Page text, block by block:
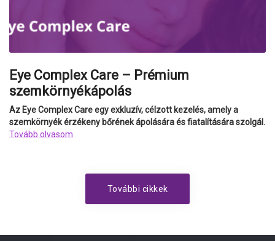
Eye Complex Care – Prémium
szemkörnyékápolás
Az Eye Complex Care egy exkluzív, célzott kezelés, amely a
szemkörnyék érzékeny bőrének ápolására és fiatalítására szolgál.
Tovább olvasom
További cikkek